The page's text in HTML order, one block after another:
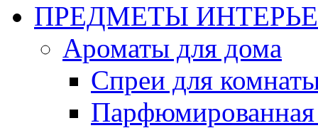
ПРЕДМЕТЫ
Ароматы для дома
Спреи для
Парфюмированная